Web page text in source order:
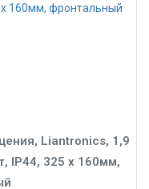
Liantronics, 1,9
IP44, 325 x 160мм,